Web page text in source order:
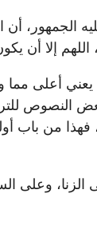
الجمهور،
إلا أن
أعلى مما
بعض النصوص
فهذا من باب
وعلى